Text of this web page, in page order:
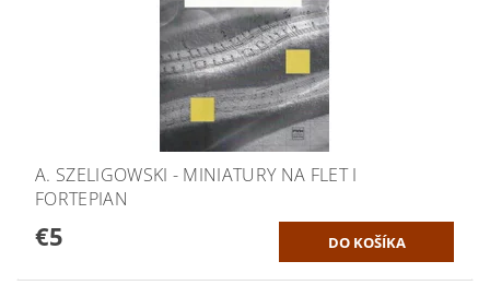
A. SZELIGOWSKI - MINIATURY NA FLET I
FORTEPIAN
€5